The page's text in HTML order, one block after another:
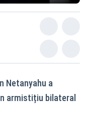
Netanyahu a
armistițiu bilateral